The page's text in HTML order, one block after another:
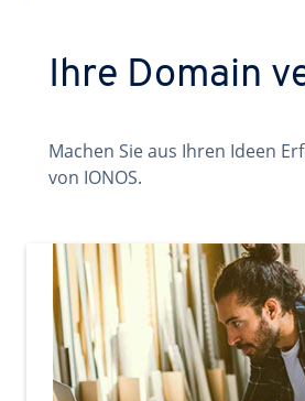
Ihre Domain
Machen Sie aus Ihren Ideen
von IONOS.